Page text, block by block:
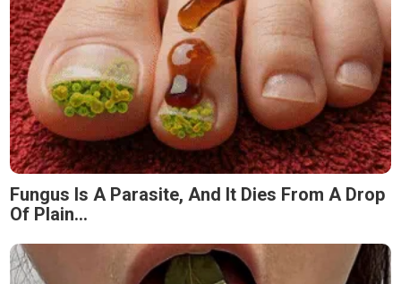
Fungus Is A Parasite, And It Dies From A Drop
Of Plain...